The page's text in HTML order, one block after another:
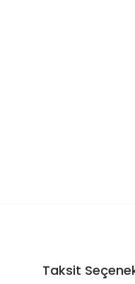
Taksit